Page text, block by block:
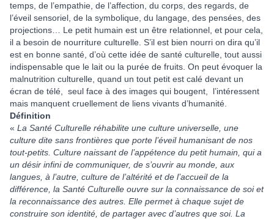
temps, de l’empathie, de l’affection, du corps, des regards, de
l’éveil sensoriel, de la symbolique, du langage, des pensées, des
projections… Le petit humain est un être relationnel, et pour cela,
il a besoin de nourriture culturelle. S’il est bien nourri on dira qu’il
est en bonne santé, d’où cette idée de santé culturelle, tout aussi
indispensable que le lait ou la purée de fruits. On peut évoquer la
malnutrition culturelle, quand un tout petit est calé devant un
écran de télé, seul face à des images qui bougent, l’intéressent
mais manquent cruellement de liens vivants d’humanité.
Définition
« La Santé Culturelle réhabilite une culture universelle, une
culture dite sans frontières que porte l’éveil humanisant de nos
tout-petits. Culture naissant de l’appétence du petit humain, qui a
un désir infini de communiquer, de s’ouvrir au monde, aux
langues, à l’autre, culture de l’altérité et de l’accueil de la
différence, la Santé Culturelle ouvre sur la connaissance de soi et
la reconnaissance des autres. Elle permet à chaque sujet de
construire son identité, de partager avec d’autres que soi. La